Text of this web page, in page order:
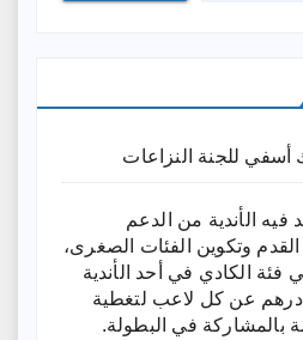
أسفي للجنة النزاعات
الأندية من الدعم
وتكوين الفئات الصغرى،
فئة الكادي في أحد الأندية
بمطالبتهم بأداء 1000 درهم عن كل لاعب لتغطية
بالمشاركة في البطولة.